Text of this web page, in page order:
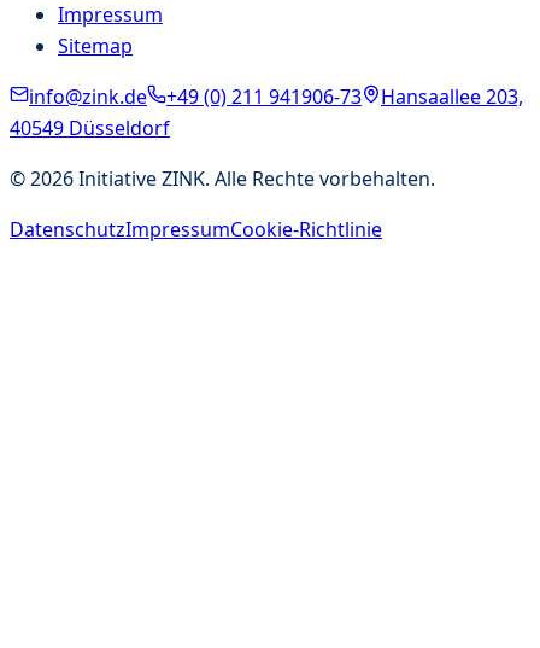
Impressum
Sitemap
info@zink.de
+49 (0) 211 941906-73
Hansaallee 203,
40549 Düsseldorf
©2026Initiative ZINK. Alle Rechte vorbehalten.
DatenschutzImpressumCookie-Richtlinie